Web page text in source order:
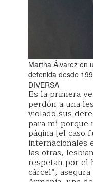
Martha Álvarez en
detenida desde
DIVERSA
Es la primera
perdón a una
violado sus
para mí porque
página [el caso
internacionales
las otras,
respetan por el
cárcel”,